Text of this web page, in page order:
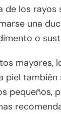
los rayos
una
o
mayores,
piel también
pequeños,